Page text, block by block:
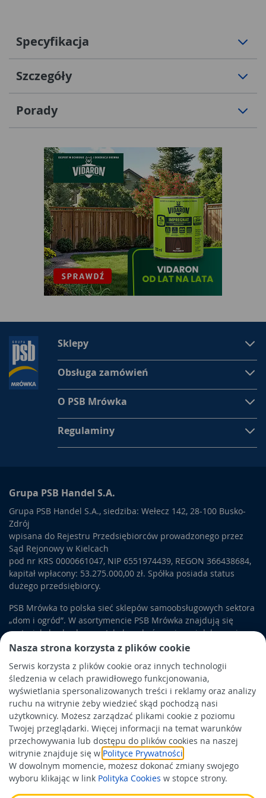
Nasza strona korzysta z plików cookie
Serwis korzysta z plików cookie oraz innych technologii
śledzenia w celach prawidłowego funkcjonowania,
wyświetlania spersonalizowanych treści i reklamy oraz analizy
ruchu na witrynie żeby wiedzieć skąd pochodzą nasi
użytkownicy. Możesz zarządzać plikami cookie z poziomu
Twojej przeglądarki. Więcej informacji na temat warunków
przechowywania lub dostępu do plików cookies na naszej
witrynie znajduje się w Polityce Prywatności
W dowolnym momencie, możesz dokonać zmiany swojego
wyboru klikając w link Polityka Cookies w stopce strony.
Specyfikacja
Szczegóły
Porady
Sklepy
Obsługa zamówień
O PSB Mrówka
Regulaminy
Grupa PSB Handel S.A.
Grupa PSB Handel S.A., siedziba: Wełecz 142, 28-100 Busko-
Zdrój
wpisana do Rejestru Przedsiębiorców prowadzonego przez
Sąd Rejonowy w Kielcach
pod nr KRS 0000661047, NIP 6551974439, REGON 366438684,
kapitał wpłacony: 53.275.000,00 zł. Spółka posiada status
dużego przedsiębiorcy.
PSB Mrówka to polska sieć sklepów samoobsługowych sektora
„dom i ogród”. W asortymencie PSB Mrówka znajdują się
materiały budowlane, artykuły wykończeniowe i dekoracyjne,
wyposażenie łazienek i kuchni, elektronarzędzia, a także
artykuły związane z ogrodem i otoczeniem domu.
Obowiązek informacyjny
Polityka prywatności
Polityka Cookies
Odbiór zużytego sprzętu
Wspierają nas: